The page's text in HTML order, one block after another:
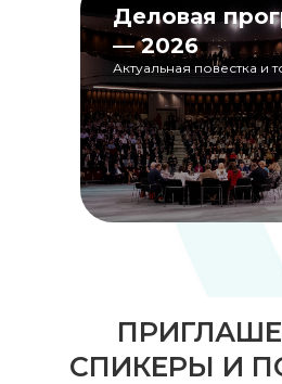
Актуальная повестка и
Деловая
— 2026
СПИКЕРЫ И